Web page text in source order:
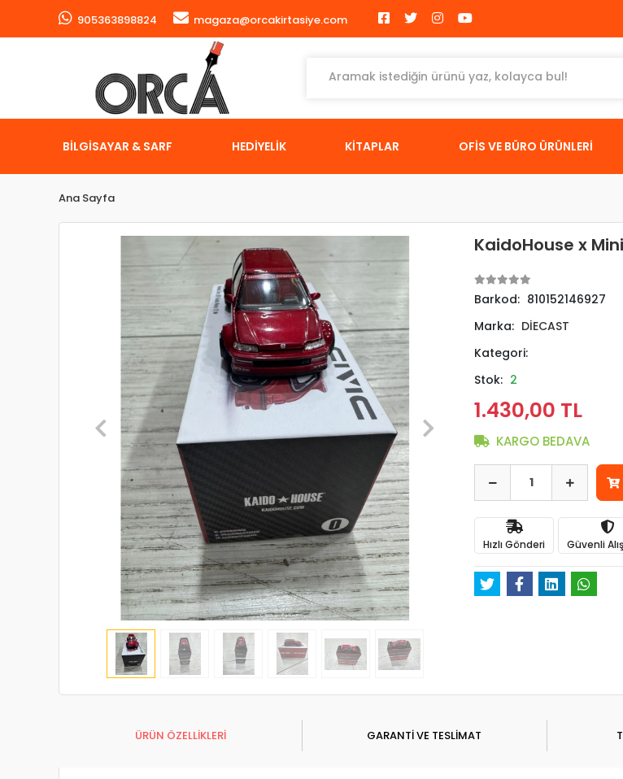
905363898824 magaza@orcakirtasiye.com
BİLGİSAYAR & SARF HEDİYELİK KİTAPLAR OFİS VE BÜRO ÜRÜNLERİ
Ana Sayfa
KaidoHouse x
Barkod: 810152146927
Marka: DİECAST
Kategori:
Stok: 2
1.430,00 TL
KARGO BEDAVA
Hızlı Gönderi Güvenli
ÜRÜN ÖZELLİKLERİ GARANTİ VE TESLİMAT